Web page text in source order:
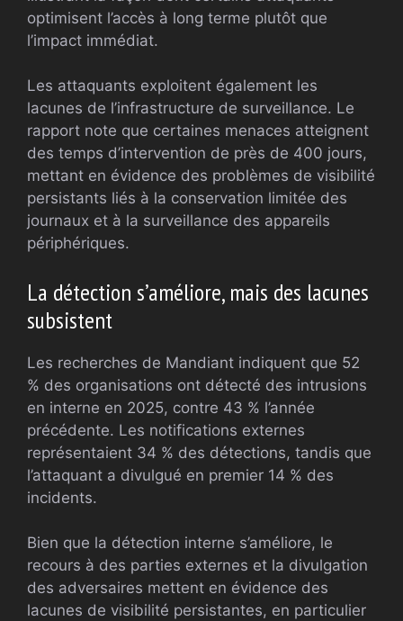
optimisent l’accès à long terme plutôt que
l’impact immédiat.
Les attaquants exploitent également les
lacunes de l’infrastructure de surveillance. Le
rapport note que certaines menaces atteignent
des temps d’intervention de près de 400 jours,
mettant en évidence des problèmes de visibilité
persistants liés à la conservation limitée des
journaux et à la surveillance des appareils
périphériques.
La détection s’améliore, mais des lacunes
subsistent
Les recherches de Mandiant indiquent que 52
% des organisations ont détecté des intrusions
en interne en 2025, contre 43 % l’année
précédente. Les notifications externes
représentaient 34 % des détections, tandis que
l’attaquant a divulgué en premier 14 % des
incidents.
Bien que la détection interne s’améliore, le
recours à des parties externes et la divulgation
des adversaires mettent en évidence des
lacunes de visibilité persistantes, en particulier